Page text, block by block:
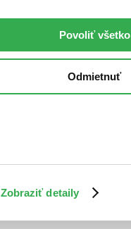
Zobraziť detaily
Povoliť všetko
Odmietnuť